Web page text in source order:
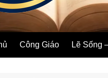
Công Giáo Lẽ Sống